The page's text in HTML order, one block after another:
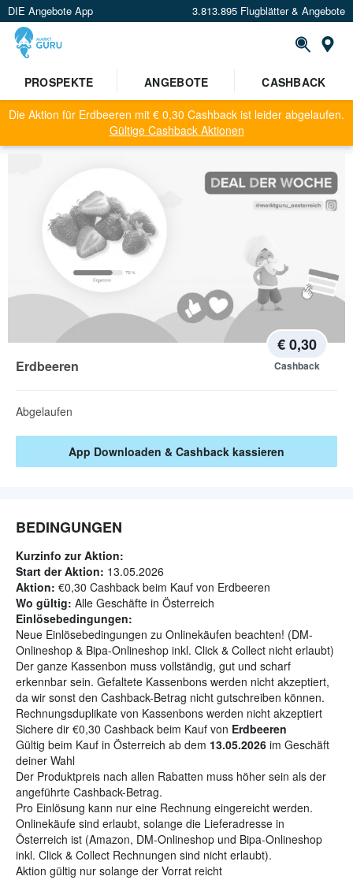
DIE Angebote App 3.813.895 Flugblätter & Angebote
PROSPEKTE
ANGEBOTE CASHBACK
Die Aktion für Erdbeeren mit € 0,30 Cashback ist leider abgelaufen.
Gültige Cashback Aktionen
Erdbeeren
€ 0,30
Cashback
Abgelaufen
App Downloaden & Cashback kassieren
BEDINGUNGEN
Kurzinfo zur Aktion:
Start der Aktion: 13.05.2026
Aktion: €0,30 Cashback beim Kauf von Erdbeeren
Wo gültig: Alle Geschäfte in Österreich
Einlösebedingungen:
Neue Einlösebedingungen zu Onlinekäufen beachten! (DM-
Onlineshop & Bipa-Onlineshop inkl. Click & Collect nicht erlaubt)
Der ganze Kassenbon muss vollständig, gut und scharf
erkennbar sein. Gefaltete Kassenbons werden nicht akzeptiert,
da wir sonst den Cashback-Betrag nicht gutschreiben können.
Rechnungsduplikate von Kassenbons werden nicht akzeptiert
Sichere dir €0,30 Cashback beim Kauf von Erdbeeren
Gültig beim Kauf in Österreich ab dem 13.05.2026 im Geschäft
deiner Wahl
Der Produktpreis nach allen Rabatten muss höher sein als der
angeführte Cashback-Betrag.
Pro Einlösung kann nur eine Rechnung eingereicht werden.
Onlinekäufe sind erlaubt, solange die Lieferadresse in
Österreich ist (Amazon, DM-Onlineshop und Bipa-Onlineshop
inkl. Click & Collect Rechnungen sind nicht erlaubt).
Aktion gültig nur solange der Vorrat reicht